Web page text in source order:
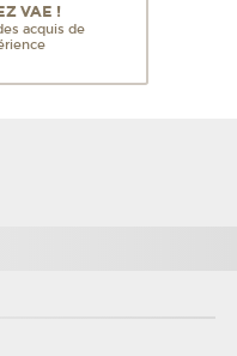
VAE !
acquis de